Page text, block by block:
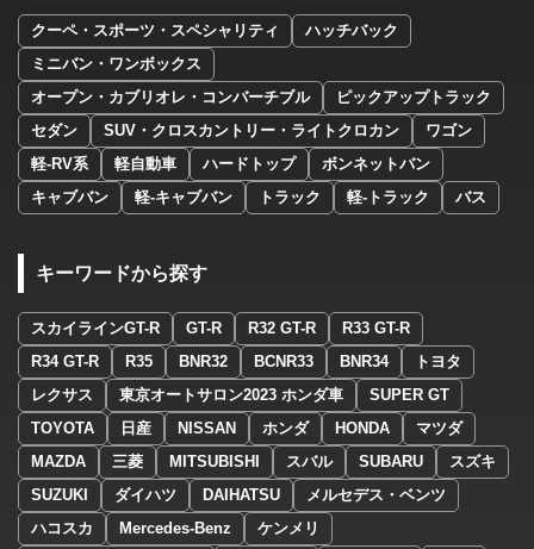
クーペ・スポーツ・スペシャリティ
ハッチバック
ミニバン・ワンボックス
オープン・カブリオレ・コンバーチブル
ピックアップトラック
セダン
SUV・クロスカントリー・ライトクロカン
ワゴン
軽-RV系
軽自動車 ハードトップ
ボンネットバン
キャブバン
軽-キャブバン トラック 軽-トラック バス
キーワードから探す
スカイラインGT-R GT-R R32 GT-R
R33 GT-R
R34 GT-R
R35 BNR32 BCNR33 BNR34
トヨタ
レクサス
東京オートサロン2023 ホンダ車
SUPER GT
TOYOTA
日産 NISSAN ホンダ HONDA
マツダ
MAZDA
三菱 MITSUBISHI スバル SUBARU
スズキ
SUZUKI
ダイハツ DAIHATSU
メルセデス・ベンツ
ハコスカ
Mercedes-Benz
ケンメリ